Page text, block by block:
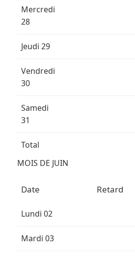
Mercredi
28
Jeudi 29
Vendredi
30
Samedi
31
Total
MOIS DE JUIN
Date Retard
Lundi 02
Mardi 03